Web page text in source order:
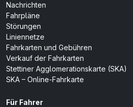
Nachrichten
Fahrpläne
Störungen
Liniennetze
Fahrkarten und Gebühren
Verkauf der Fahrkarten
Stettiner Agglomerationskarte (SKA)
SKA – Online-Fahrkarte
Für Fahrer